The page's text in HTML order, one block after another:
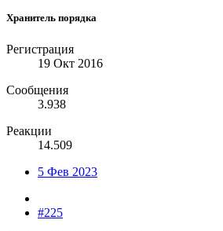
Хранитель порядка
Регистрация
19 Окт 2016
Сообщения
3.938
Реакции
14.509
5 Фев 2023
#225